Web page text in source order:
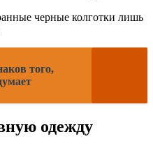
черные колготки лишь
того,
одежду